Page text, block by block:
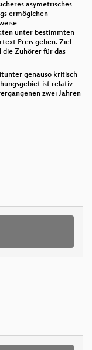
asymetrisches
ermöglchen
unter bestimmten
Preis geben. Ziel
die Zuhörer für das
genauso kritisch
ist relativ
zwei Jahren